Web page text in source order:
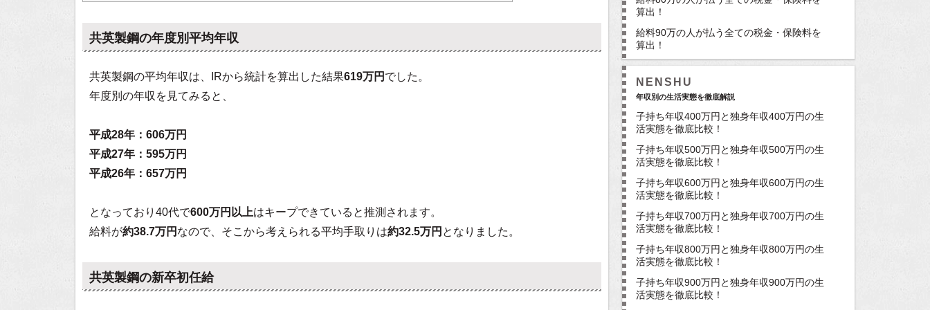
共英製鋼の年度別平均年収
共英製鋼の平均年収は、IRから統計を算出した結果619万円 でした。
年度別の年収を見てみると、
平成28年：606万円
平成27年：595万円
平成26年：657万円
となっており40代で600万円以上はキープできていると推測されます。
給料が約38.7万円 なので、そこから考えられる平均手取りは約32.5万円 となりました。
共英製鋼の新卒初任給
算出！
給料90万の人が払う全ての税金・保険料を
算出！
NENSHU
年収別の生活実態を徹底解説
子持ち年収400万円と独身年収400万円の生
活実態を徹底比較！
子持ち年収500万円と独身年収500万円の生
活実態を徹底比較！
子持ち年収600万円と独身年収600万円の生
活実態を徹底比較！
子持ち年収700万円と独身年収700万円の生
活実態を徹底比較！
子持ち年収800万円と独身年収800万円の生
活実態を徹底比較！
子持ち年収900万円と独身年収900万円の生
活実態を徹底比較！